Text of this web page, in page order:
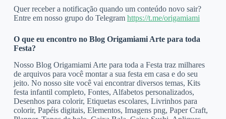
Quer receber a notificação quando um conteúdo novo sair?
Entre em nosso grupo do Telegram https://t.me/origamiami
O que eu encontro no Blog Origamiami Arte para toda
Festa?
Nosso Blog Origamiami Arte para toda a Festa traz milhares
de arquivos para você montar a sua festa em casa e do seu
jeito. No nosso site você vai encontrar diversos temas, Kits
festa infantil completo, Fontes, Alfabetos personalizados,
Desenhos para colorir, Etiquetas escolares, Livrinhos para
colorir, Papéis digitais, Elementos, Imagens png, Paper Craft,